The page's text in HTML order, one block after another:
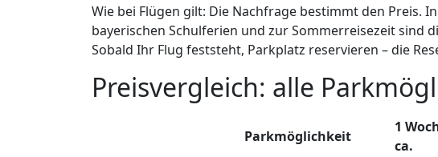
Wie bei Flügen gilt: Die Nachfrage bestimmt den Preis.
bayerischen Schulferien und zur Sommerreisezeit sind
Sobald Ihr Flug feststeht, Parkplatz reservieren – die
Preisvergleich: alle
Parkmöglichkeit
1
ca.